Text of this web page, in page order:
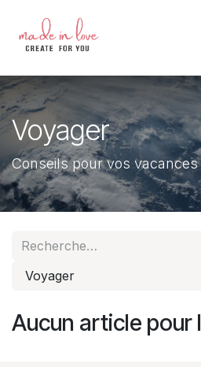
Voyager
Conseils pour vos vacances
Voyager
Aucun article pour